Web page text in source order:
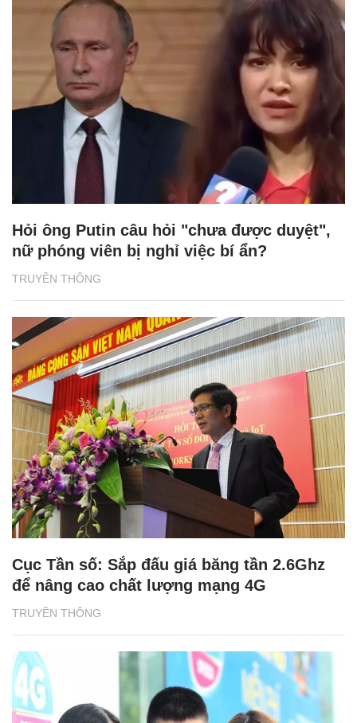
TRUYỀN THÔNG
Hỏi ông Putin câu hỏi "chưa được duyệt",
nữ phóng viên bị nghỉ việc bí ẩn?
TRUYỀN THÔNG
Cục Tần số: Sắp đấu giá băng tần 2.6Ghz
để nâng cao chất lượng mạng 4G